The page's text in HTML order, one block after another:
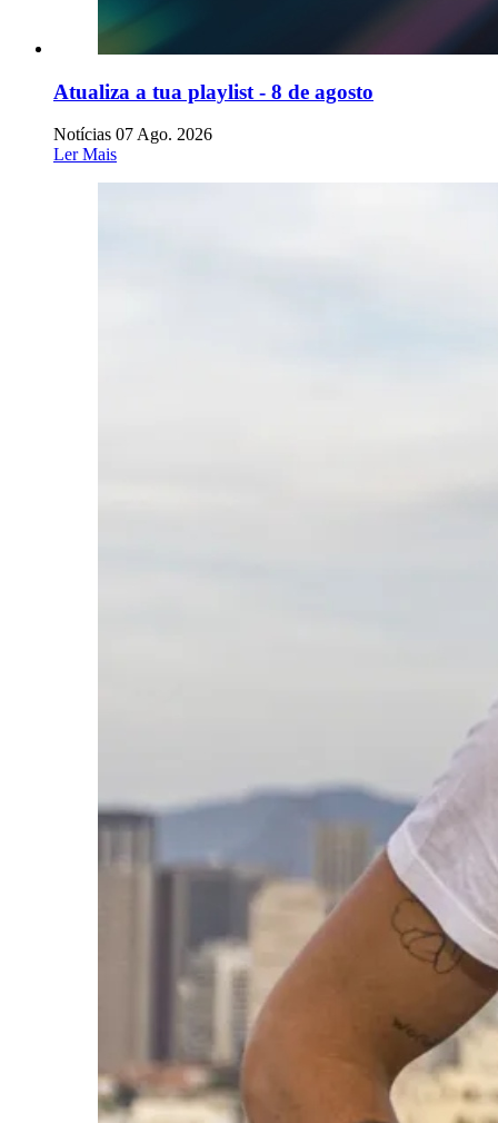
Atualiza a tua playlist - 8 de agosto
Notícias 07 Ago. 2026
Ler Mais